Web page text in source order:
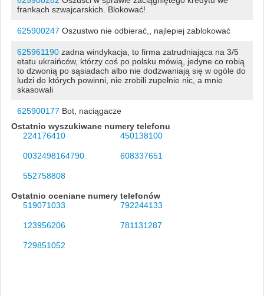
frankach szwajcarskich. Blokować!
625900247 Oszustwo nie odbierać,, najlepiej zablokować
625961190zadna windykacja, to firma zatrudniająca na 3/5
etatu ukraińców, którzy coś po polsku mówią, jedyne co robią
to dzwonią po sąsiadach albo nie dodzwaniają się w ogóle do
ludzi do których powinni, nie zrobili zupełnie nic, a mnie
skasowali
625900177 Bot, naciągacze
Ostatnio wyszukiwane numery telefonu
224176410
450138100
0032498164790 608337651
552758808
Ostatnio oceniane numery telefonów
519071033
792244133
123956206 781131287
729851052